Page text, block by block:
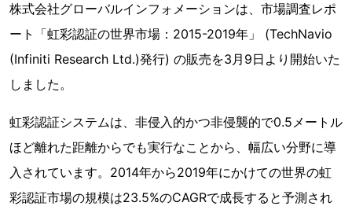
株式会社グローバルインフォメーションは、市場調査レポ
ート「虹彩認証の世界市場：2015-2019年」 (TechNavio
(Infiniti Research Ltd.)発行) の販売を3月9日より開始いた
しました。
虹彩認証システムは、非侵入的かつ非侵襲的で0.5メートル
ほど離れた距離からでも実行なことから、幅広い分野に導
入されています。2014年から2019年にかけての世界の虹
彩認証市場の規模は23.5%のCAGRで成長すると予測され